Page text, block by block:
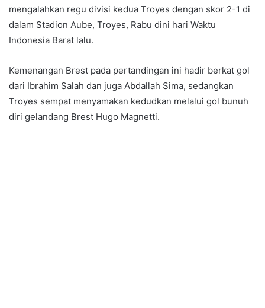
mengalahkan regu divisi kedua Troyes dengan skor 2-1 di
dalam Stadion Aube, Troyes, Rabu dini hari Waktu
Indonesia Barat lalu.
Kemenangan Brest pada pertandingan ini hadir berkat gol
dari Ibrahim Salah dan juga Abdallah Sima, sedangkan
Troyes sempat menyamakan kedudkan melalui gol bunuh
diri gelandang Brest Hugo Magnetti.